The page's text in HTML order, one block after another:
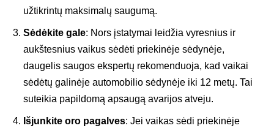
užtikrintų maksimalų saugumą.
Sėdėkite gale: Nors įstatymai leidžia vyresnius ir
aukštesnius vaikus sėdėti priekinėje sėdynėje,
daugelis saugos ekspertų rekomenduoja, kad vaikai
sėdėtų galinėje automobilio sėdynėje iki 12 metų. Tai
suteikia papildomą apsaugą avarijos atveju.
Išjunkite oro pagalves: Jei vaikas sėdi priekinėje